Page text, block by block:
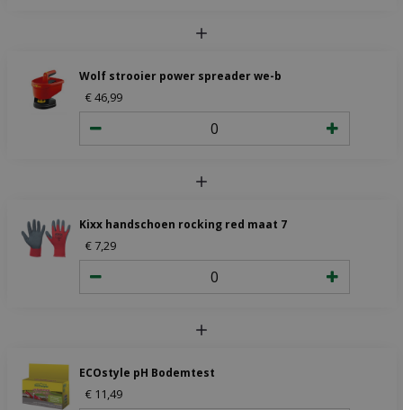
Wolf strooier power spreader we-b
€46,99
Kixx handschoen rocking red maat 7
€ 7,29
ECOstyle pH Bodemtest
€ 11,49